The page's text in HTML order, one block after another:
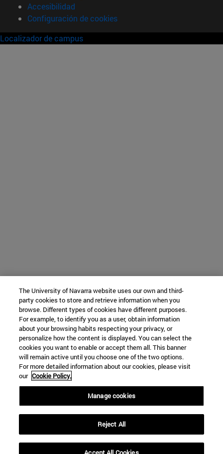
Accesibilidad
Configuración de cookies
Localizador de campus
The University of Navarra website uses our own and third-
party cookies to store and retrieve information when you
browse. Different types of cookies have different purposes.
For example, to identify you as a user, obtain information
about your browsing habits respecting your privacy, or
personalize how the content is displayed. You can select the
cookies you want to enable or accept them all. This banner
will remain active until you choose one of the two options.
For more detailed information about our cookies, please visit
our Cookie Policy.
Manage cookies
Reject All